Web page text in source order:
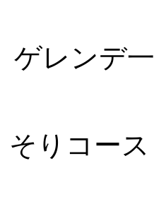
ゲレンデ
そりコー